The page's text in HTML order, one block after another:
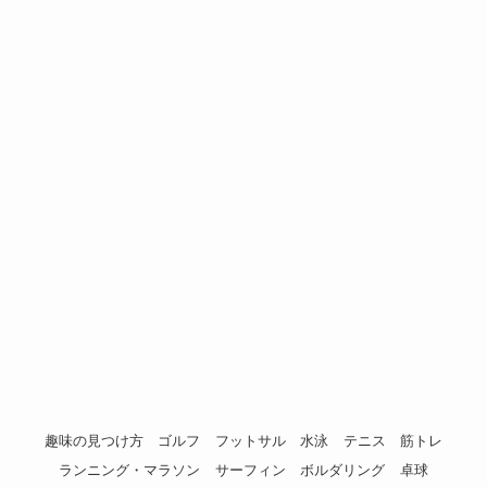
趣味の見つけ方 ゴルフ フットサル 水泳 テニス
筋トレ
ランニング・マラソン
サーフィン ボルダリング 卓球